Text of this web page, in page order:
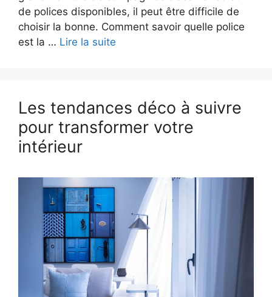
de polices disponibles, il peut être difficile de
choisir la bonne. Comment savoir quelle police
est la … Lire la suite
Les tendances déco à suivre
pour transformer votre
intérieur